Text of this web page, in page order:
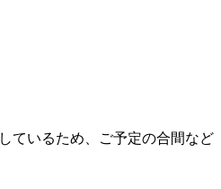
ているため、ご予定の合間など